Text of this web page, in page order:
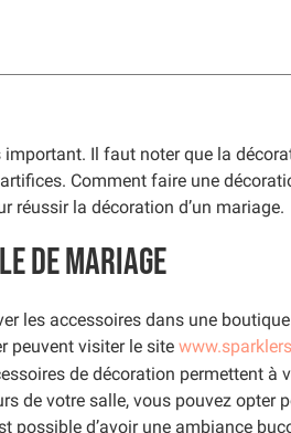
Il faut noter que la
Comment faire une
réussir la décoration d’un mariage.
de mariage
les accessoires dans une
peuvent visiter le site
de décoration permettent à
de votre salle, vous pouvez opter
possible d’avoir une ambiance